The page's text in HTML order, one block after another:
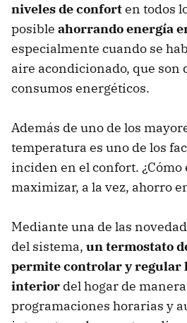
niveles de conforten todos
posible ahorrando energía
especialmente cuando se
aire acondicionado, que son
consumos energéticos.
Además de uno de los
temperatura es uno de los
inciden en el confort. ¿Cómo
maximizar, a la vez, ahorro
Mediante una de las
del sistema, un termostato
permite controlar y regular
interior del hogar de
programaciones horarias y